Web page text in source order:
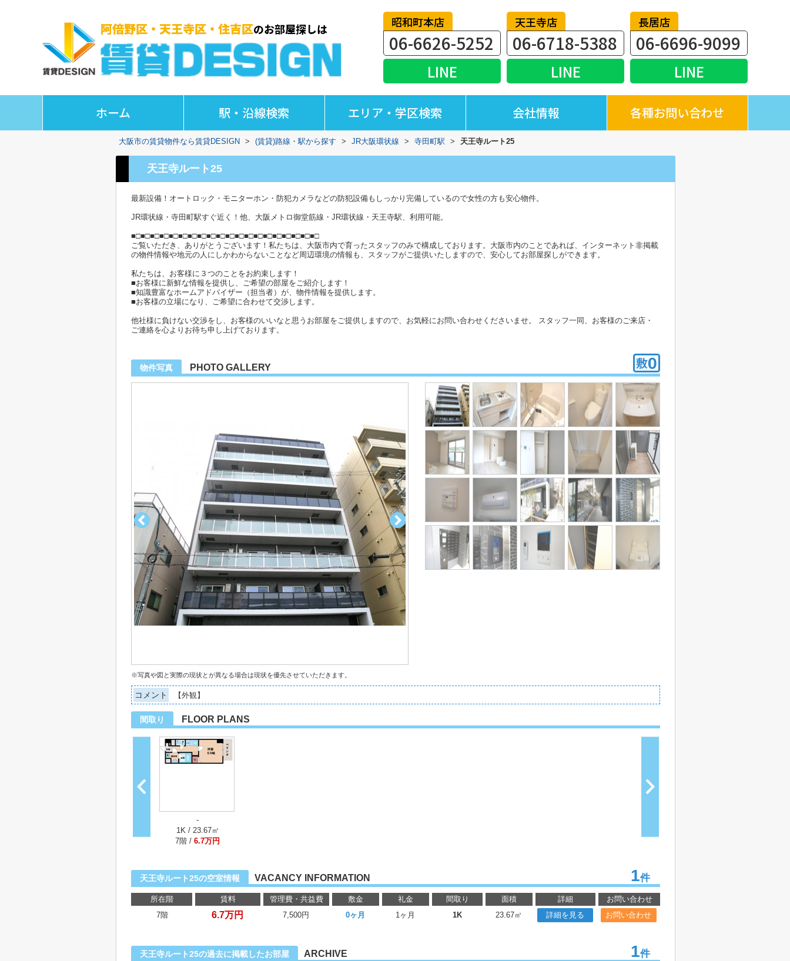
昭和町本店
06-6626-5252
LINE
天王寺店
06-6718-5388
LINE
長居店
06-6696-9099
LINE
ホーム 駅・沿線検索 エリア・学区検索 会社情報 各種お問い合わせ
大阪市の賃貸物件なら賃貸DESIGN > (賃貸)路線・駅から探す > JR大阪環状線 > 寺田町駅 > 天王寺ルート25
天王寺ルート25
最新設備！オートロック・モニターホン・防犯カメラなどの防犯設備もしっかり完備しているので女性の方も安心物件。
JR環状線・寺田町駅すぐ近く！他、大阪メトロ御堂筋線・JR環状線・天王寺駅、利用可能。
■□■□■□■□■□■□■□■□■□■□■□■□■□■□■□■□■□■□■□■□
ご覧いただき、ありがとうございます！私たちは、大阪市内で育ったスタッフのみで構成しております。大阪市内のことであれば、インターネット非掲載
の物件情報や地元の人にしかわからないことなど周辺環境の情報も、スタッフがご提供いたしますので、安心してお部屋探しができます。
私たちは、お客様に３つのことをお約束します！
■お客様に新鮮な情報を提供し、ご希望の部屋をご紹介します！
■知識豊富なホームアドバイザー（担当者）が、物件情報を提供します。
■お客様の立場になり、ご希望に合わせて交渉します。
他社様に負けない交渉をし、お客様のいいなと思うお部屋をご提供しますので、お気軽にお問い合わせくださいませ。 スタッフ一同、お客様のご来店・
ご連絡を心よりお待ち申し上げております。
物件写真 PHOTO GALLERY
※写真や図と実際の現状とが異なる場合は現状を優先させていただきます。
コメント 【外観】
間取り FLOOR PLANS
-
1K / 23.67㎡
7階 / 6.7万円
天王寺ルート25の空室情報 VACANCY INFORMATION 1件
所在階 賃料 管理費・共益費 敷金 礼金 間取り 面積 詳細
お問い合わせ
7階
6.7万円 7,500円 0ヶ月 1ヶ月 1K 23.67㎡ 詳細を見る お問い合わせ
天王寺ルート25の過去に掲載したお部屋 ARCHIVE 1件